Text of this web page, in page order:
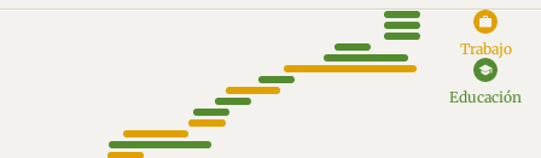
work
Trabajo
school
Educación